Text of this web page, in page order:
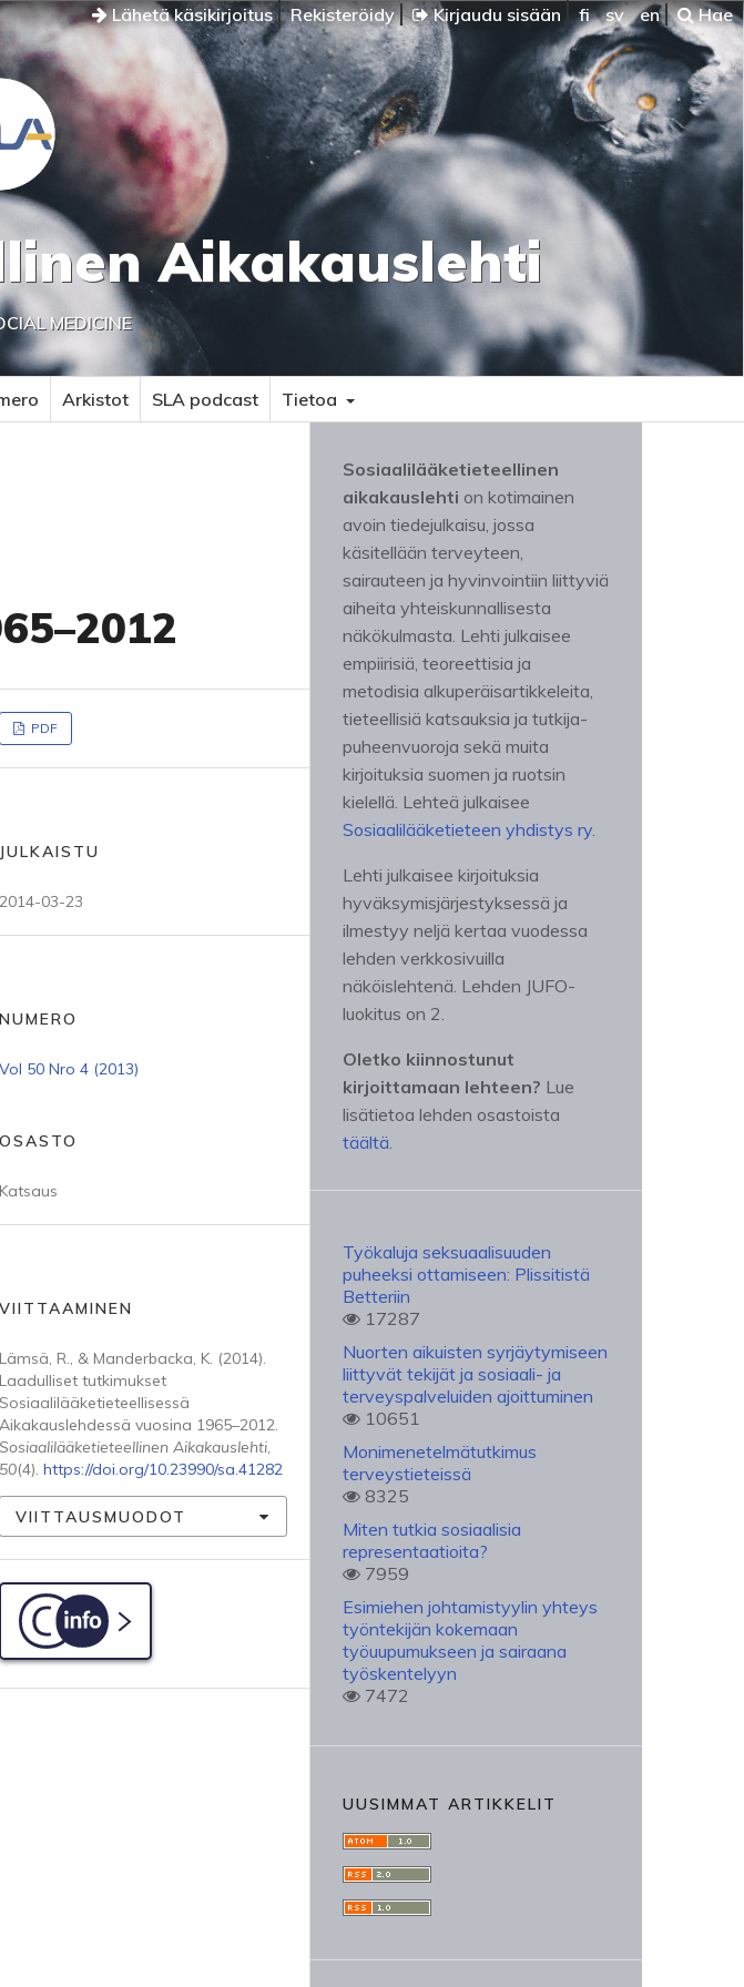
Lähetä käsikirjoitus Rekisteröidy Kirjaudu sisään fi sv en Hae
Aikakauslehti
MEDICINE
Arkistot SLA podcast Tietoa
PDF
JULKAISTU
2014-03-23
NUMERO
Vol 50 Nro 4 (2013)
OSASTO
Katsaus
VIITTAAMINEN
Lämsä, R., & Manderbacka, K. (2014).
Laadulliset tutkimukset
Sosiaalilääketieteellisessä
Aikakauslehdessä vuosina 1965–2012.
Sosiaalilääketieteellinen Aikakauslehti,
50(4). https://doi.org/10.23990/sa.41282
VIITTAUSMUODOT
C-info
Sosiaalilääketieteellinen
aikakauslehti on kotimainen
avoin tiedejulkaisu, jossa
käsitellään terveyteen,
sairauteen ja hyvinvointiin liittyviä
aiheita yhteiskunnallisesta
näkökulmasta. Lehti julkaisee
empiirisiä, teoreettisia ja
metodisia alkuperäisartikkeleita,
tieteellisiä katsauksia ja tutkija-
puheenvuoroja sekä muita
kirjoituksia suomen ja ruotsin
kielellä. Lehteä julkaisee
Sosiaalilääketieteen yhdistys ry.
Lehti julkaisee kirjoituksia
hyväksymisjärjestyksessä ja
ilmestyy neljä kertaa vuodessa
lehden verkkosivuilla
näköislehtenä. Lehden JUFO-
luokitus on 2.
Oletko kiinnostunut
kirjoittamaan lehteen? Lue
lisätietoa lehden osastoista
täältä.
Työkaluja seksuaalisuuden
puheeksi ottamiseen: Plissitistä
Betteriin
17287
Nuorten aikuisten syrjäytymiseen
liittyvät tekijät ja sosiaali- ja
terveyspalveluiden ajoittuminen
10651
Monimenetelmätutkimus
terveystieteissä
8325
Miten tutkia sosiaalisia
representaatioita?
7959
Esimiehen johtamistyylin yhteys
työntekijän kokemaan
työuupumukseen ja sairaana
työskentelyyn
7472
UUSIMMAT ARTIKKELIT